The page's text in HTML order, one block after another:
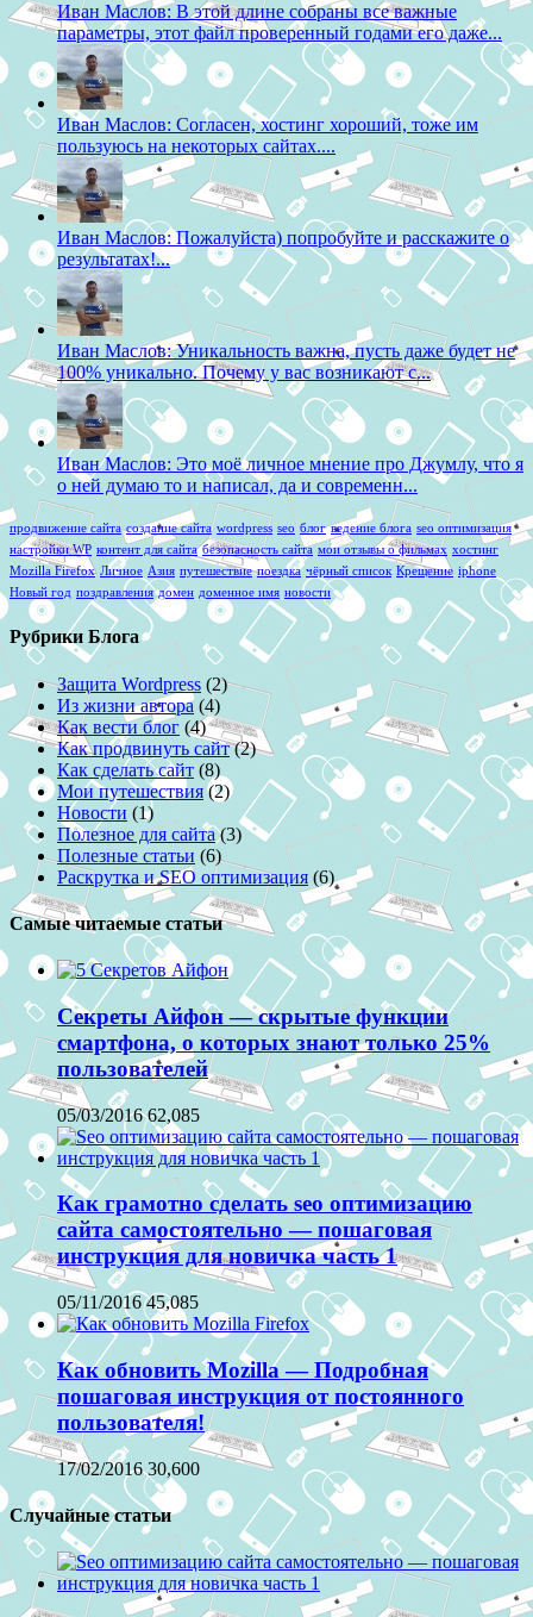
Иван Маслов: В этой длине собраны все важные
параметры, этот файл проверенный годами его даже...
Иван Маслов: Согласен, хостинг хороший, тоже им
пользуюсь на некоторых сайтах....
Иван Маслов: Пожалуйста) попробуйте и расскажите о
результатах!...
Иван Маслов: Уникальность важна, пусть даже будет не
100% уникально. Почему у вас возникают с...
Иван Маслов: Это моё личное мнение про Джумлу, что я
о ней думаю то и написал, да и современн...
продвижение сайта создание сайта wordpress seo блог ведение блога seo оптимизация
настройки WP контент для сайта безопасность сайта мои отзывы о фильмах хостинг
Mozilla Firefox Личное Азия путешествие поездка чёрный список Крещение iphone
Новый год поздравления домен доменное имя новости
Рубрики Блога
Защита Wordpress (2)
Из жизни автора(4)
Как вести блог (4)
Как продвинуть сайт(2)
Как сделать сайт (8)
Мои путешествия(2)
Новости (1)
Полезное для сайта(3)
Полезные статьи (6)
Раскрутка и SEO оптимизация (6)
Самые читаемые статьи
Секреты Айфон — скрытые функции
смартфона, о которых знают только 25%
пользователей
05/03/2016 62,085
Как грамотно сделать seo оптимизацию
сайта самостоятельно — пошаговая
инструкция для новичка часть 1
05/11/2016 45,085
Как обновить Mozilla — Подробная
пошаговая инструкция от постоянного
пользователя!
17/02/2016 30,600
Случайные статьи